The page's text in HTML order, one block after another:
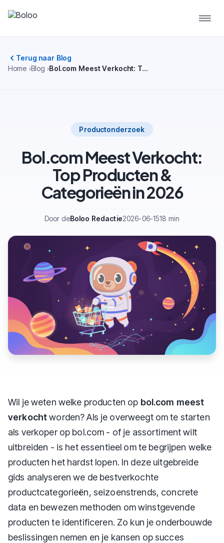
Terug naar Blog
Home Blog Bol.com Meest Verkocht: Top Producten & Categorieën in 2026
Productonderzoek
Bol.com Meest Verkocht:
Top Producten &
Categorieën in 2026
Door deBoloo Redactie2026-06-1518 min
Wil je weten welke producten op bol.com meest
verkochtworden? Als je overweegt om te starten
als verkoper op bol.com - of je assortiment wilt
uitbreiden - is het essentieel om te begrijpen welke
producten het hardst lopen. In deze uitgebreide
gids analyseren we de bestverkochte
productcategorieën, seizoenstrends, concrete
data en bewezen methoden om winstgevende
producten te identificeren. Zo kun je onderbouwde
beslissingen nemen en je kansen op succes